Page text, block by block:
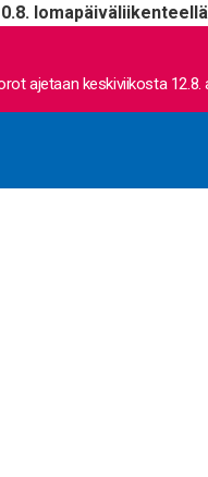
ajetaan keskiviikosta 12.8.